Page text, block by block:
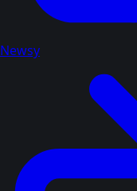
Newsy